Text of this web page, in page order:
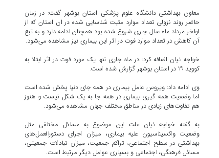
معاون بهداشتی دانشگاه علوم پزشکی استان بوشهر گفت: در زمان
حاضر روند نزولی تعداد موارد مثبت شناسایی شده در ان استان که از
اواخر مرداد ماه سال جاری شروع شده بود همچنان ادامه دارد و به تبع
آن کاهش در تعداد موارد فوت در اثر این بیماری نیز مشاهده می‌شود.
خواجه ئیان اضافه کرد: در ماه جاری تنها یک مورد فوت در اثر ابتلا به
کووید ۱۹ در استان بوشهر گزارش شده است.
وی ادامه داد: ویروس عامل بیماری در همه جای دنیا پخش شده است
اما وضعیت همه گیری بیماری در همه جا به یک شکل نیست و هنوز
هم تفاوت‌های زیادی در مناطق مختلف جهان مشاهده می‌شود.
به گفته خواجه ئیان علت این موضوع به مسائل مختلفی مثل
وضعیت واکسیناسیون علیه بیماری، میزان اجرای دستورالعمل‌های
بهداشتی در سطح اجتماعی، تراکم جمعیت، میزان تبادلات جمعیتی،
مسائل فرهنگی، اجتماعی و بسیاری عوامل دیگر مرتبط است.